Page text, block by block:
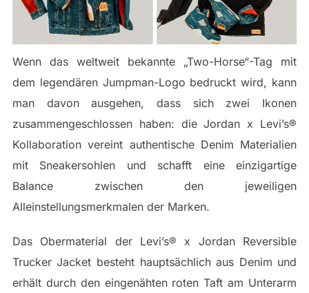
Wenn das weltweit bekannte „Two-Horse“-Tag mit
dem legendären Jumpman-Logo bedruckt wird, kann
man davon ausgehen, dass sich zwei Ikonen
zusammengeschlossen haben: die Jordan x Levi’s®
Kollaboration vereint authentische Denim Materialien
mit Sneakersohlen und schafft eine einzigartige
Balance zwischen den jeweiligen
Alleinstellungsmerkmalen der Marken.
Das Obermaterial der Levi’s® x Jordan Reversible
Trucker Jacket besteht hauptsächlich aus Denim und
erhält durch den eingenähten roten Taft am Unterarm